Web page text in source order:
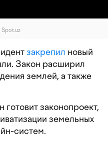
Spot.uz
закрепил новый
Закон расширил
землей, а также
законопроект,
земельных
систем.